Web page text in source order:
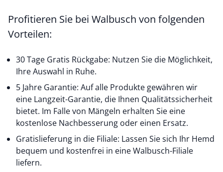
Profitieren Sie bei Walbusch von folgenden
Vorteilen:
30 Tage Gratis Rückgabe: Nutzen Sie die Möglichkeit,
Ihre Auswahl in Ruhe.
5 Jahre Garantie: Auf alle Produkte gewähren wir
eine Langzeit-Garantie, die Ihnen Qualitätssicherheit
bietet. Im Falle von Mängeln erhalten Sie eine
kostenlose Nachbesserung oder einen Ersatz.
Gratislieferung in die Filiale: Lassen Sie sich Ihr Hemd
bequem und kostenfrei in eine Walbusch-Filiale
liefern.